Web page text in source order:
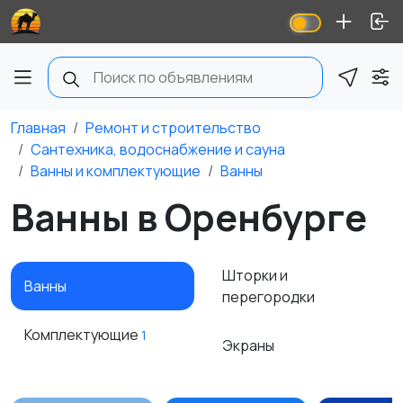
Главная
Ремонт и строительство
Сантехника, водоснабжение и сауна
Ванны и комплектующие
Ванны
Ванны в Оренбурге
Ванны
Комплектующие 1
Шторки и
перегородки
Экраны